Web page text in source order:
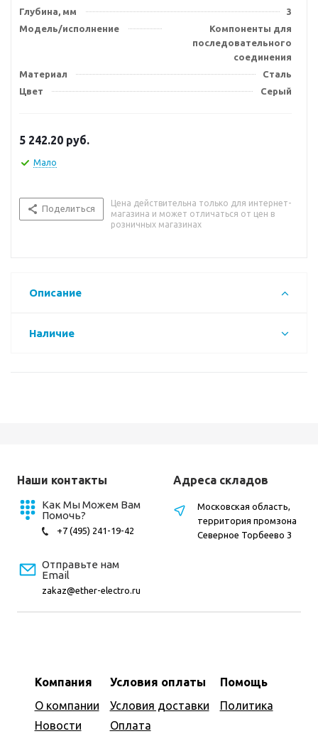
Глубина, мм
3
Модель/исполнение
Компоненты для
последовательного
соединения
Материал
Сталь
Цвет
Серый
5 242.20 руб.
Мало
Поделиться
Цена действительна только для интернет-
магазина и может отличаться от цен в
розничных магазинах
Описание
Наличие
Наши контакты
Как Мы Можем Вам
Помочь?
+7 (495) 241-19-42
Отправьте нам
Email
zakaz@ether-electro.ru
Компания
О компании
Новости
Условия оплаты
Условия доставки
Оплата
Помощь
Политика
Адреса складов
Московская область,
территория промзона
Северное Торбеево 3